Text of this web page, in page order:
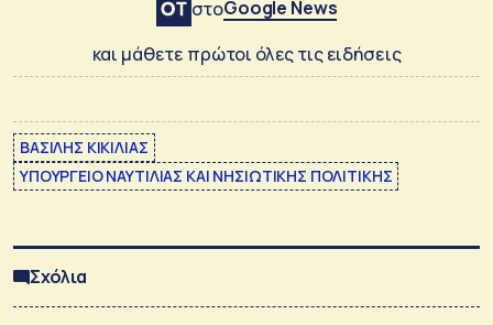
στοGoogle News
και μάθετε πρώτοι όλες τις ειδήσεις
ΒΑΣΙΛΗΣ ΚΙΚΙΛΙΑΣ
ΥΠΟΥΡΓΕΙΟ ΝΑΥΤΙΛΙΑΣ ΚΑΙ ΝΗΣΙΩΤΙΚΗΣ ΠΟΛΙΤΙΚΗΣ
Σχόλια